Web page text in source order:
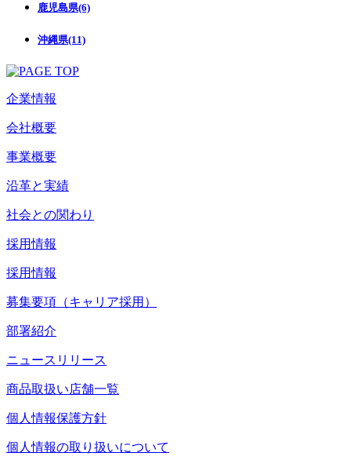
鹿児島県(6)
沖縄県(11)
企業情報
会社概要
事業概要
沿革と実績
社会との関わり
採用情報
採用情報
募集要項（キャリア採用）
部署紹介
ニュースリリース
商品取扱い店舗一覧
個人情報保護方針
個人情報の取り扱いについて